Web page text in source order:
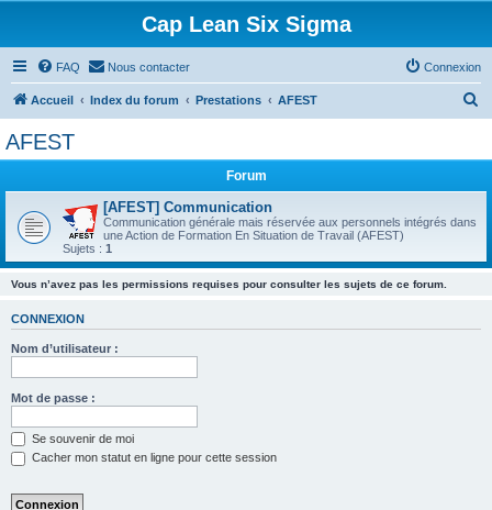
Cap Lean Six Sigma
FAQ Nous contacter Connexion
Accueil Index du forum Prestations AFEST
AFEST
Forum
[AFEST] Communication
Communication générale mais réservée aux personnels intégrés dans
une Action de Formation En Situation de Travail (AFEST)
Sujets : 1
Vous n’avez pas les permissions requises pour consulter les sujets de ce forum.
CONNEXION
Nom d’utilisateur :
Mot de passe :
Se souvenir de moi
Cacher mon statut en ligne pour cette session